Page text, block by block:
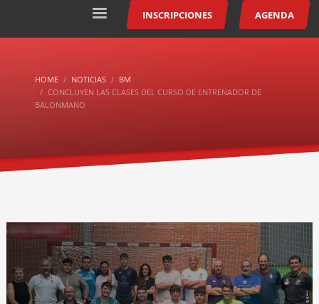
INSCRIPCIONES AGENDA
HOME NOTICIAS
BM
CONCLUYEN LAS CLASES DEL CURSO DE ENTRENADOR DE
BALONMANO